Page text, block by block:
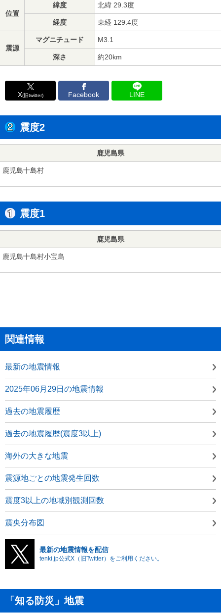
位置
緯度 北緯 29.3度
経度 東経 129.4度
震源
マグニチュード M3.1
深さ 約20km
X(旧twitter) Facebook LINE
震度2
鹿児島県
鹿児島十島村
震度1
鹿児島県
鹿児島十島村小宝島
関連情報
最新の地震情報
2025年06月29日の地震情報
過去の地震履歴
過去の地震履歴(震度3以上)
海外の大きな地震
震源地ごとの地震発生回数
震度3以上の地域別観測回数
震央分布図
最新の地震情報を配信
tenki.jp公式X（旧Twitter）をご利用ください。
「知る防災」地震